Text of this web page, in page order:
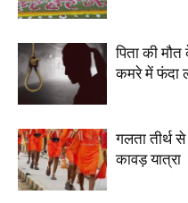
पिता की
कमरे में फंदा
गलता तीर्थ
कावड़ यात्रा